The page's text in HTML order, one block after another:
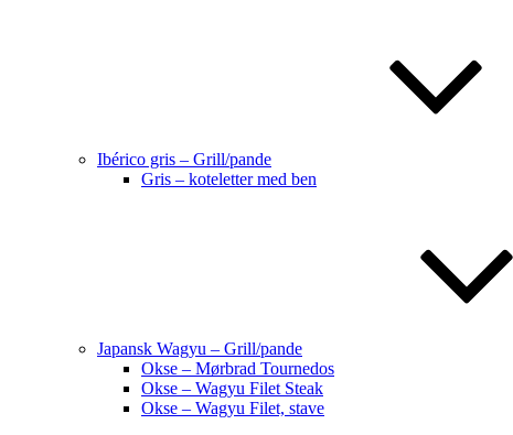
Ibérico gris – Grill/pande
Gris – koteletter med ben
Japansk Wagyu – Grill/pande
Okse – Mørbrad Tournedos
Okse – Wagyu Filet Steak
Okse – Wagyu Filet, stave